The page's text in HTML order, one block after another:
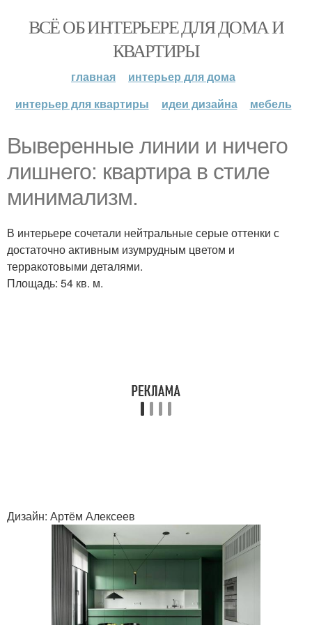
ВСЁ ОБ ИНТЕРЬЕРЕ ДЛЯ ДОМА И
КВАРТИРЫ
главная
интерьер для дома
интерьер для квартиры
идеи дизайна мебель
Выверенные линии и ничего
лишнего: квартира в стиле
минимализм.
В интерьере сочетали нейтральные серые оттенки с
достаточно активным изумрудным цветом и
терракотовыми деталями.
Площадь: 54 кв. м.
Дизайн: Артём Алексеев